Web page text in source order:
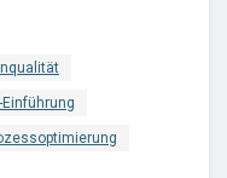
Einführung